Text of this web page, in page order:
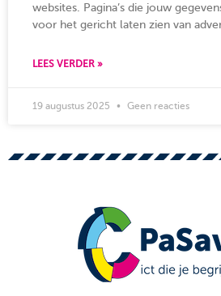
websites. Pagina’s die jouw
voor het gericht laten zien van
LEES VERDER »
19 augustus 2025 Geen reacties